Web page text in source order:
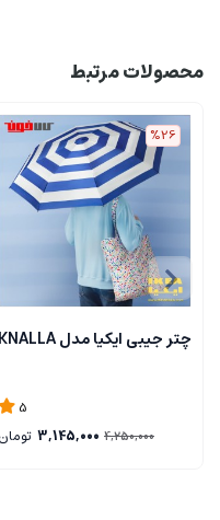
محصولات مرتبط
%26
چتر جیبی ایکیا مدل KNALLA
5
4,250,000
3,145,000 تومان